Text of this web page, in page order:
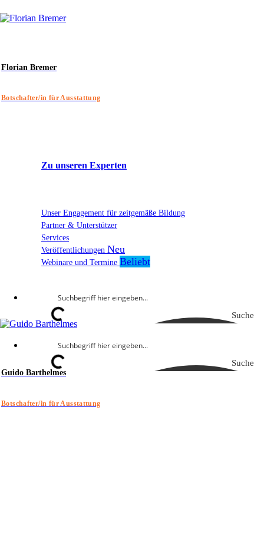
Zu unseren Experten
Unser Engagement für zeitgemäße Bildung
Partner & Unterstützer
Services
Veröffentlichungen
Webinare und Termine
Suche
Suche
Florian Bremer
Botschafter/in für Ausstattung
Guido Barthelmes
Botschafter/in für Ausstattung